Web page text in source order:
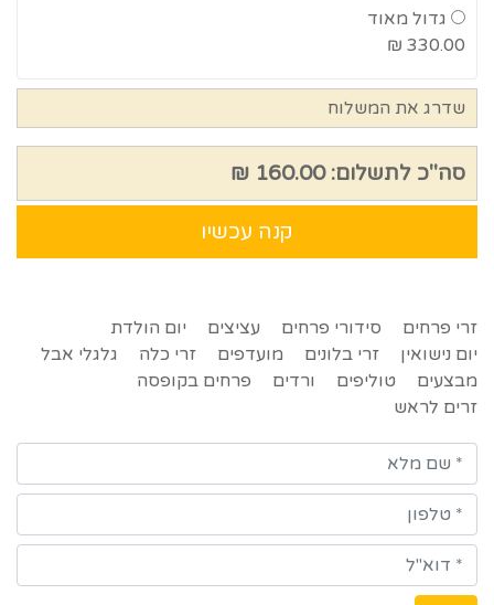
גדול מאוד
330.00 ₪
שדרג את המשלוח
סה"כ לתשלום:160.00 ₪
קנה עכשיו
זרי פרחים סידורי פרחים עציצים
יום הולדת
יום נישואין
זרי בלונים מועדפים זרי כלה
גלגלי אבל
מבצעים
טוליפים ורדים
פרחים בקופסה
זרים לראש